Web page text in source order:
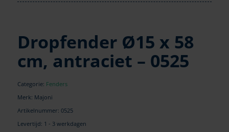
Dropfender Ø15 x 58
cm, antraciet – 0525
Categorie: Fenders
Merk: Majoni
Artikelnummer: 0525
Levertijd: 1 - 3 werkdagen